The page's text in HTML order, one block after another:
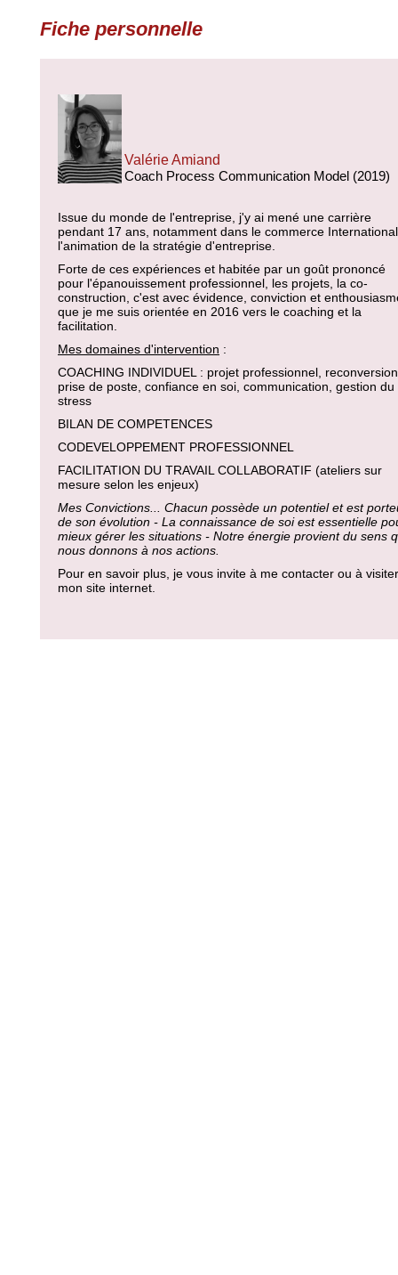
Fiche personnelle
Valérie Amiand
Coach Process Communication Model (2019)
Issue du monde de l'entreprise, j'y ai mené une carrière
pendant 17 ans, notamment dans le commerce
l'animation de la stratégie d'entreprise.
Forte de ces expériences et habitée par un goût prononcé
pour l'épanouissement professionnel, les projets, la co-
construction, c'est avec évidence, conviction et
que je me suis orientée en 2016 vers le coaching et la
facilitation.
Mes domaines d'intervention :
COACHING INDIVIDUEL : projet professionnel,
prise de poste, confiance en soi, communication, gestion du
stress
BILAN DE COMPETENCES
CODEVELOPPEMENT PROFESSIONNEL
FACILITATION DU TRAVAIL COLLABORATIF (ateliers sur
mesure selon les enjeux)
Mes Convictions... Chacun possède un potentiel et est
de son évolution - La connaissance de soi est essentielle
mieux gérer les situations - Notre énergie provient du sens
nous donnons à nos actions.
Pour en savoir plus, je vous invite à me contacter ou à visiter
mon site internet.